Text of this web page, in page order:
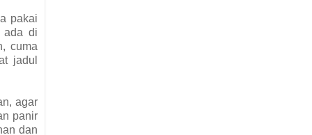
pakai
ada di
cuma
jadul
agar
panir
dan